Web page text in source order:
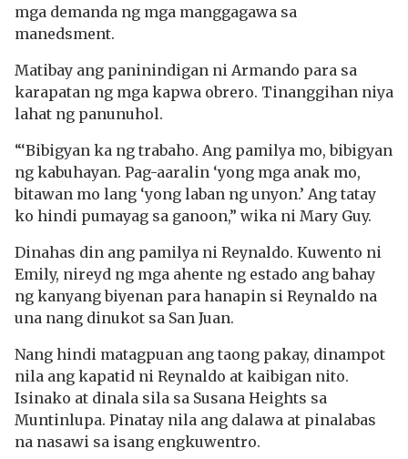
mga demanda ng mga manggagawa sa
manedsment.
Matibay ang paninindigan ni Armando para sa
karapatan ng mga kapwa obrero. Tinanggihan niya
lahat ng panunuhol.
“‘Bibigyan ka ng trabaho. Ang pamilya mo, bibigyan
ng kabuhayan. Pag-aaralin ‘yong mga anak mo,
bitawan mo lang ‘yong laban ng unyon.’ Ang tatay
ko hindi pumayag sa ganoon,” wika ni Mary Guy.
Dinahas din ang pamilya ni Reynaldo. Kuwento ni
Emily, nireyd ng mga ahente ng estado ang bahay
ng kanyang biyenan para hanapin si Reynaldo na
una nang dinukot sa San Juan.
Nang hindi matagpuan ang taong pakay, dinampot
nila ang kapatid ni Reynaldo at kaibigan nito.
Isinako at dinala sila sa Susana Heights sa
Muntinlupa. Pinatay nila ang dalawa at pinalabas
na nasawi sa isang engkuwentro.